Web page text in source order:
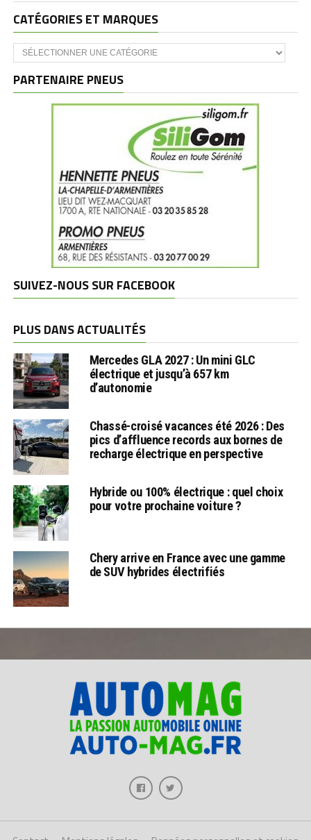
CATÉGORIES ET MARQUES
Catégories
et
PARTENAIRE PNEUS
SUIVEZ-NOUS SUR FACEBOOK
PLUS DANS ACTUALITÉS
Mercedes GLA 2027 : Un mini GLC
électrique et jusqu’à 657 km
d’autonomie
Chassé-croisé vacances été 2026 : Des
pics d’affluence records aux bornes de
recharge électrique en perspective
Hybride ou 100% électrique : quel choix
pour votre prochaine voiture ?
Chery arrive en France avec une gamme
de SUV hybrides électrifiés